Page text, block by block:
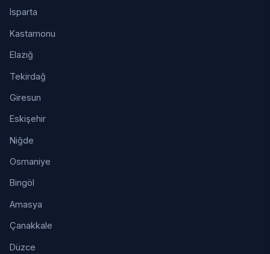
Isparta
Kastamonu
Elazığ
Tekirdağ
Giresun
Eskişehir
Niğde
Osmaniye
Bingöl
Amasya
Çanakkale
Düzce